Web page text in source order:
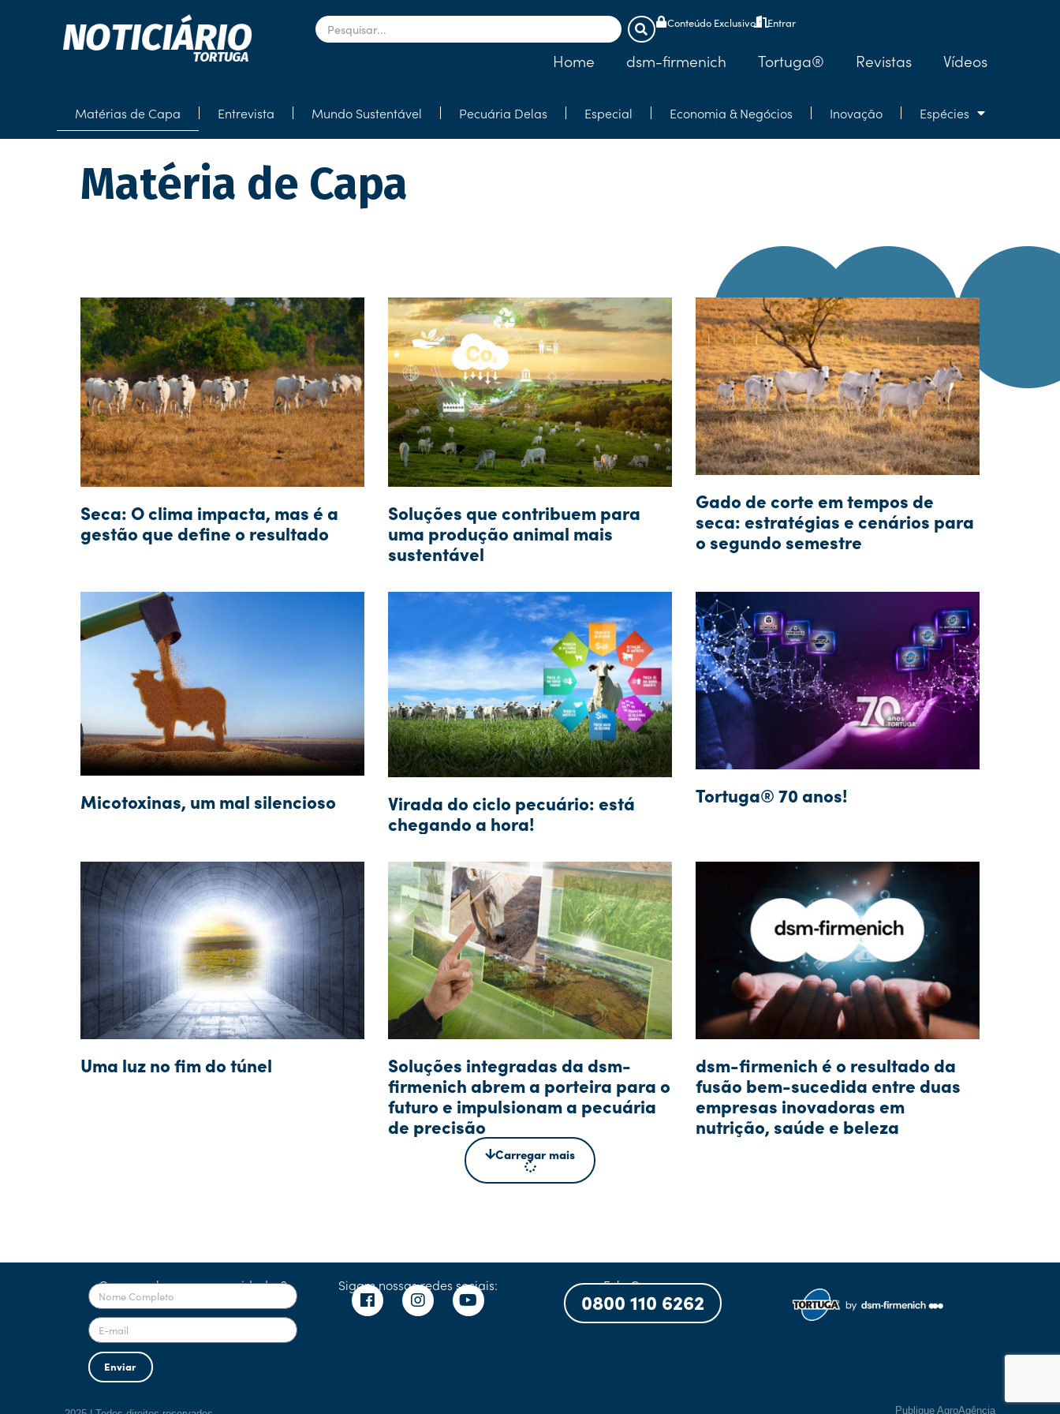
Conteúdo Exclusivo Entrar
Home dsm-firmenich Tortuga® Revistas Vídeos
Matérias de Capa Entrevista Mundo Sustentável Pecuária Delas Especial Economia & Negócios Inovação Espécies
Matéria de Capa
Seca: O clima impacta, mas é a
gestão que define o resultado
Soluções que contribuem para
uma produção animal mais
sustentável
Gado de corte em tempos de
seca: estratégias e cenários para
o segundo semestre
Micotoxinas, um mal silencioso
Virada do ciclo pecuário: está
chegando a hora!
Tortuga® 70 anos!
Uma luz no fim do túnel
Soluções integradas da dsm-
firmenich abrem a porteira para o
futuro e impulsionam a pecuária
de precisão
dsm-firmenich é o resultado da
fusão bem-sucedida entre duas
empresas inovadoras em
nutrição, saúde e beleza
Carregar mais
Quer receber nossas novidades?
Enviar
Sigam nossas redes sociais: Fale Conosco:
0800 110 6262
Publique AgroAgência